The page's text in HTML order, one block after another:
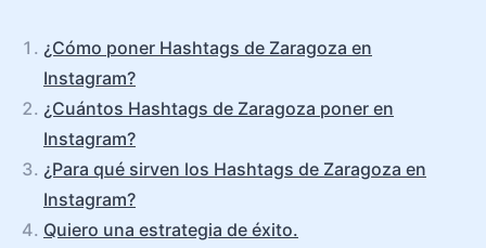
¿Cómo poner Hashtags de Zaragoza en
Instagram?
¿Cuántos Hashtags de Zaragoza poner en
Instagram?
¿Para qué sirven los Hashtags de Zaragoza en
Instagram?
Quiero una estrategia de éxito.